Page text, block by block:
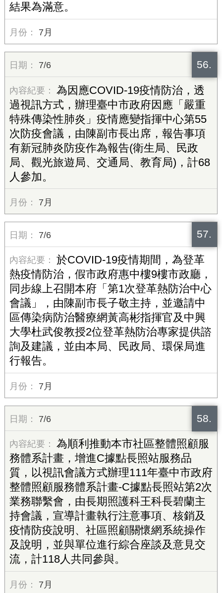
結果為滿意。
7月
56.
7/6
為因應COVID-19疫情防治，透
過視訊方式，辦理臺中市政府因應「嚴重
特殊傳染性肺炎」疫情應變指揮中心第55
次防疫會議，由陳副市長出席，報告事項
有新冠肺炎防疫作為報告(衛生局、民政
局、觀光旅遊局、交通局、教育局)，計68
人參加。
7月
57.
7/6
於COVID-19疫情期間，為登革
熱疫情防治，假市政府惠中樓9樓市政廳，
同步線上召開本府「第1次登革熱防治中心
會議」，由陳副市長子敬主持，並邀請中
區傳染病防治醫療網黃高彬指揮官及中興
大學杜武俊教授2位登革熱防治專家提供諮
詢及建議，並由本局、民政局、環保局進
行報告。
7月
58.
7/6
為順利推動本市社區整體照顧服
務體系計畫，增進C據點長照站服務品
質，以視訊會議方式辦理111年臺中市政府
整體照顧服務體系計畫-C據點長照站第2次
業務聯繫會，由長期照護科王科長碧蘭主
持會議，宣導計畫執行注意事項、核銷及
疫情防疫說明、社區照顧關懷網系統操作
及說明，並與單位進行綜合座談及意見交
流，計118人共同參與。
7月